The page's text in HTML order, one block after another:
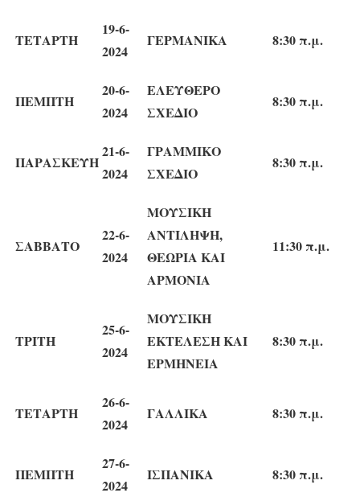
ΤΕΤΑΡΤΗ
19-6-
2024
ΓΕΡΜΑΝΙΚΑ 8:30 π.μ.
ΠΕΜΠΤΗ
20-6-
2024
ΕΛΕΥΘΕΡΟ
ΣΧΕΔΙΟ
8:30 π.μ.
ΠΑΡΑΣΚΕΥΗ
21-6-
2024
ΓΡΑΜΜΙΚΟ
ΣΧΕΔΙΟ
8:30 π.μ.
ΣΑΒΒΑΤΟ
22-6-
2024
ΜΟΥΣΙΚΗ
ΑΝΤΙΛΗΨΗ,
ΘΕΩΡΙΑ ΚΑΙ
ΑΡΜΟΝΙΑ
11:30 π.μ.
ΤΡΙΤΗ
25-6-
2024
ΜΟΥΣΙΚΗ
ΕΚΤΕΛΕΣΗ ΚΑΙ
ΕΡΜΗΝΕΙΑ
8:30 π.μ.
ΤΕΤΑΡΤΗ
26-6-
2024
ΓΑΛΛΙΚΑ 8:30 π.μ.
ΠΕΜΠΤΗ
27-6-
2024
ΙΣΠΑΝΙΚΑ 8:30 π.μ.